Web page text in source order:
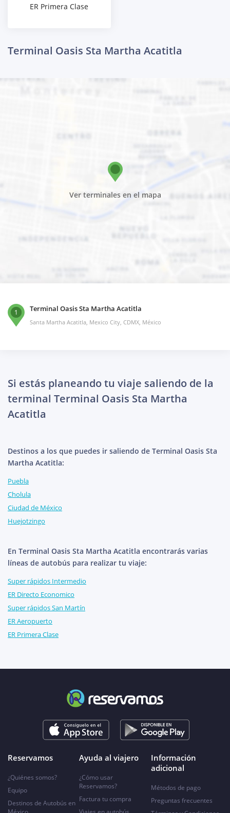
ER Primera Clase
Terminal Oasis Sta Martha Acatitla
Ver terminales en el mapa
1 Terminal Oasis Sta Martha Acatitla
Santa Martha Acatitla, Mexico City, CDMX, México
Si estás planeando tu viaje saliendo de la
terminal Terminal Oasis Sta Martha
Acatitla
Destinos a los que puedes ir saliendo de Terminal Oasis Sta
Martha Acatitla:
Puebla
Cholula
Ciudad de México
Huejotzingo
En Terminal Oasis Sta Martha Acatitla encontrarás varias
líneas de autobús para realizar tu viaje:
Super rápidos Intermedio
ER Directo Economico
Super rápidos San Martín
ER Aeropuerto
ER Primera Clase
Reservamos
¿Quiénes somos?
Equipo
Destinos de Autobús en
Ayuda al viajero
¿Cómo usar
Reservamos?
Factura tu compra
Información
adicional
Métodos de pago
Preguntas frecuentes